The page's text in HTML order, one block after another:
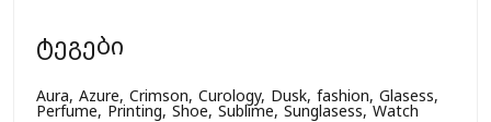
ტეგები
Aura, Azure, Crimson, Curology, Dusk, fashion, Glasess,
Perfume, Printing, Shoe, Sublime, Sunglasess, Watch